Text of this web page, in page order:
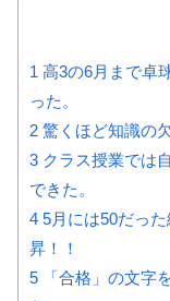
1 高3の6月まで卓
った。
2 驚くほど知識の
3 クラス授業では
できた。
4 5月には50だっ
昇！！
5 「合格」の文字